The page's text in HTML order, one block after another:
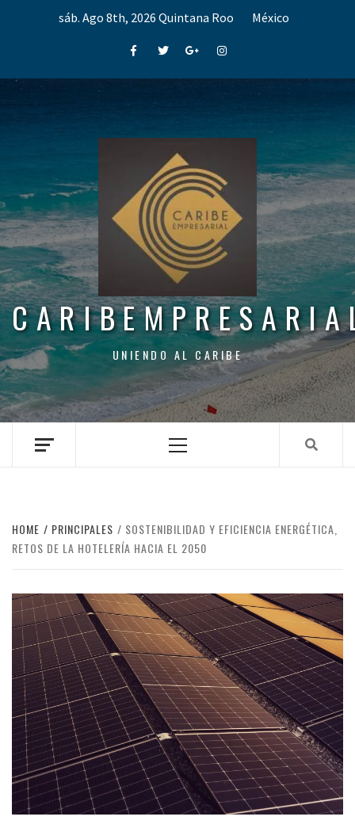
sáb. Ago 8th, 2026 Quintana Roo México
FacebookTwitterGoogle+Instagram
UNIENDO AL CARIBE
Menu
HOME PRINCIPALES
SOSTENIBILIDAD Y EFICIENCIA ENERGÉTICA,
RETOS DE LA HOTELERÍA HACIA EL 2050